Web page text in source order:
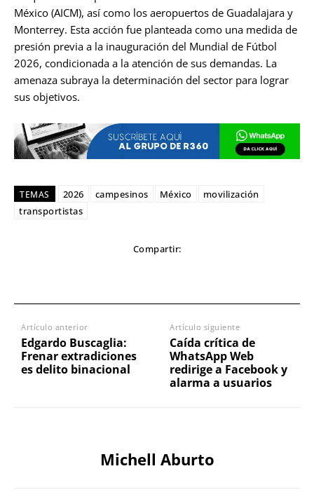
México (AICM), así como los aeropuertos de Guadalajara y
Monterrey. Esta acción fue planteada como una medida de
presión previa a la inauguración del Mundial de Fútbol
2026, condicionada a la atención de sus demandas. La
amenaza subraya la determinación del sector para lograr
sus objetivos.
TEMAS 2026 campesinos México
movilización
transportistas
Compartir:
Artículo anterior
Edgardo Buscaglia:
Frenar extradiciones
es delito binacional
Artículo siguiente
Caída crítica de
WhatsApp Web
redirige a Facebook y
alarma a usuarios
Michell Aburto